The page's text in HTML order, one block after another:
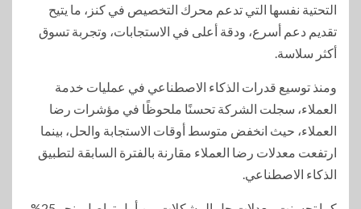
التحتية نفسها التي تدعم محرك التخصيص في كنز، ما يتيح
تقديم دعم أسرع، ودقة أعلى في الاستجابات، وتجربة تسوق
أكثر سلاسة.
ومنذ توسيع قدرات الذكاء الاصطناعي في عمليات خدمة
العملاء، سجلت الشركة تحسنًا ملحوظًا في مؤشرات رضا
العملاء، حيث انخفض متوسط أوقات الاستجابة والحل، بينما
ارتفعت معدلات رضا العملاء مقارنة بالفترة السابقة لتطبيق
الذكاء الاصطناعي.